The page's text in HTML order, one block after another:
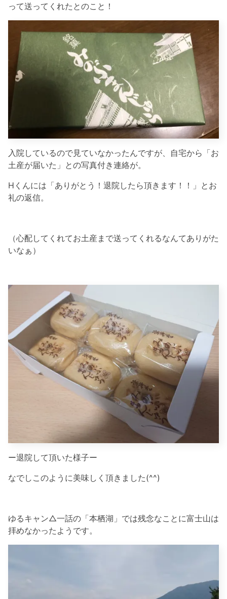
って送ってくれたとのこと！
入院しているので見ていなかったんですが、自宅から「お
土産が届いた」との写真付き連絡が。
Hくんには「ありがとう！退院したら頂きます！！」とお
礼の返信。
（心配してくれてお土産まで送ってくれるなんてありがた
いなぁ）
ー退院して頂いた様子ー
なでしこのように美味しく頂きました(^^)
ゆるキャン△一話の「本栖湖」では残念なことに富士山は
拝めなかったようです。